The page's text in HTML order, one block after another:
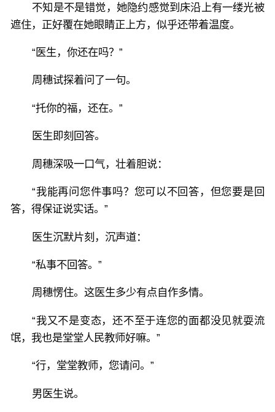
不知是不是错觉，她隐约感觉到床沿上有一缕光被
遮住，正好覆在她眼睛正上方，似乎还带着温度。
“医生，你还在吗？”
周穗试探着问了一句。
“托你的福，还在。”
医生即刻回答。
周穗深吸一口气，壮着胆说：
“我能再问您件事吗？您可以不回答，但您要是回
答，得保证说实话。”
医生沉默片刻，沉声道：
“私事不回答。”
周穗愣住。这医生多少有点自作多情。
“我又不是变态，还不至于连您的面都没见就耍流
氓，我也是堂堂人民教师好嘛。”
“行，堂堂教师，您请问。”
男医生说。